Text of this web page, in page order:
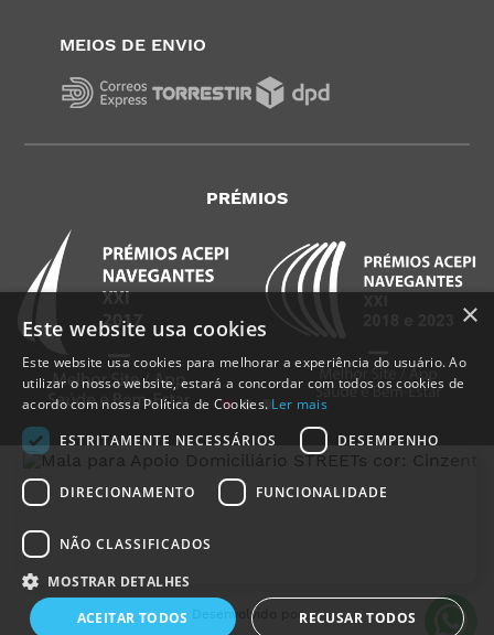
MEIOS DE ENVIO
PRÉMIOS
MedicalShop - Saúde e Bem-Estar
Desenvolvido por
×
Este website usa cookies
Este website usa cookies para melhorar a experiência do usuário. Ao
utilizar o nosso website, estará a concordar com todos os cookies de
acordo com nossa Política de Cookies. Ler mais
ESTRITAMENTE NECESSÁRIOS
DESEMPENHO
DIRECIONAMENTO FUNCIONALIDADE
NÃO CLASSIFICADOS
MOSTRAR DETALHES
ACEITAR TODOS
RECUSAR TODOS